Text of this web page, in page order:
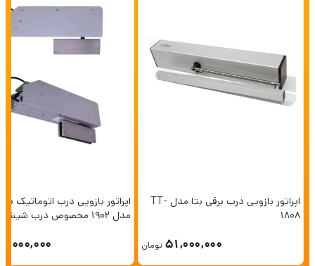
اپراتور بازویی درب برقی بتا مدل TT-
1808
51,000,000 تومان
اپراتور بازویی درب اتوماتیک
مدل ۱۹۰۲ مخصوص درب